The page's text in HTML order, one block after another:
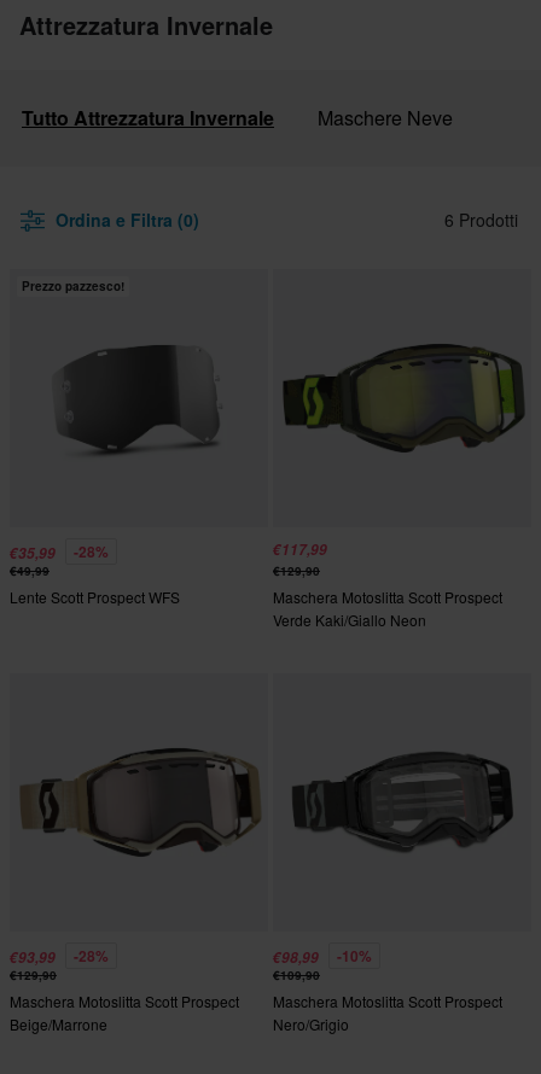
Attrezzatura Invernale
Tutto Attrezzatura Invernale Maschere Neve
Ordina e Filtra (0) 6 Prodotti
Prezzo pazzesco!
€35,99 -28%
€49,99
Lente Scott Prospect WFS
€117,99
€129,90
Maschera Motoslitta Scott Prospect
Verde Kaki/Giallo Neon
€93,99 -28%
€129,90
Maschera Motoslitta Scott Prospect
Beige/Marrone
€98,99 -10%
€109,90
Maschera Motoslitta Scott Prospect
Nero/Grigio